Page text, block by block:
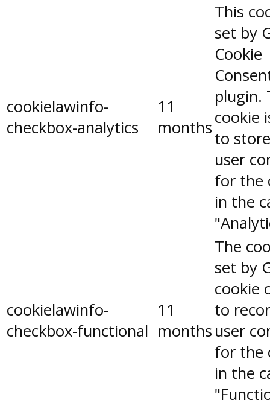
cookielawinfo-
checkbox-analytics
11
months
This
set by
Cookie
plugin.
cookie
to
user
for the
in the
cookielawinfo-
checkbox-functional
11
months
The
set by
cookie
to
user
for the
in the